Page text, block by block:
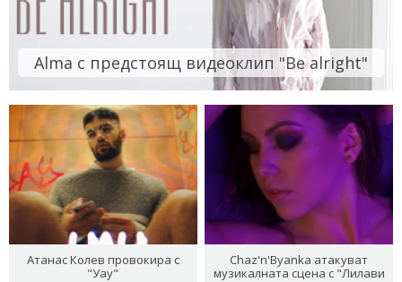
Alma с предстоящ видеоклип "Be alright"
Атанас Колев провокира с
"Уау"
Chaz'n'Byanka атакуват
музикалната сцена с "Лилави